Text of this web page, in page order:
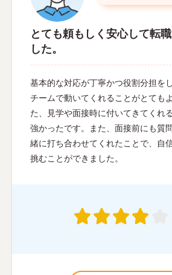
とても頼もしく安心して転
した。
基本的な対応が丁寧かつ役割分担を
チームで動いてくれることがとても
た、見学や面接時に付いてきてくれ
強かったです。また、面接前にも質
緒に打ち合わせてくれたことで、自
挑むことができました。